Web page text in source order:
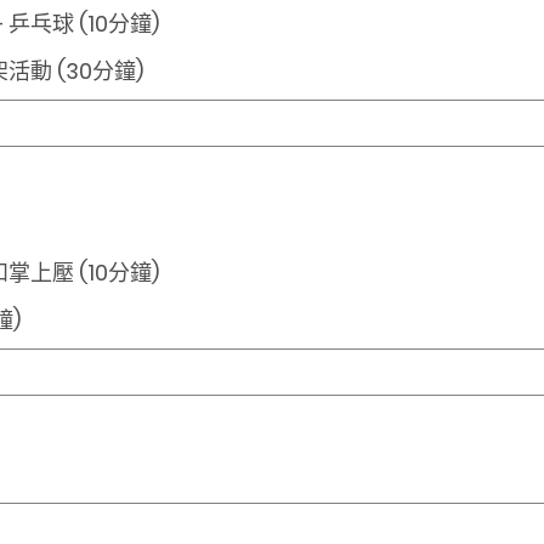
乓球 (10分鐘)
活動 (30分鐘)
上壓 (10分鐘)
)